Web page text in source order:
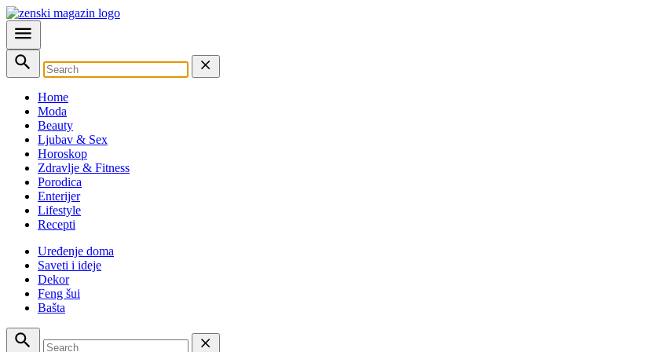
Home
Moda
Beauty
Ljubav & Sex
Horoskop
Zdravlje & Fitness
Porodica
Enterijer
Lifestyle
Recepti
Uređenje doma
Saveti i ideje
Dekor
Feng šui
Bašta